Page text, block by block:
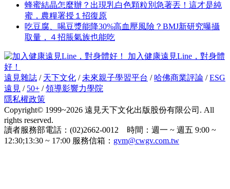
蜂蜜結晶怎麼辦？出現乳白色顆粒別急著丟！這才是純
蜜，農糧署授１招復原
吃豆腐、喝豆漿能降30%高血壓風險？BMJ新研究曝攝
取量，４招脹氣族也能吃
加入健康遠見Line，對身體
好！
遠見雜誌 / 天下文化 / 未來親子學習平台 / 哈佛商業評論 /ESG
遠見 / 50+ /領導影響力學院
隱私權政策
Copyright© 1999~2026 遠見天下文化出版股份有限公司. All
rights reserved.
讀者服務部電話：(02)2662-0012 時間：週一 ~ 週五 9:00 ~
12:30;13:30 ~ 17:00 服務信箱： gvm@cwgv.com.tw